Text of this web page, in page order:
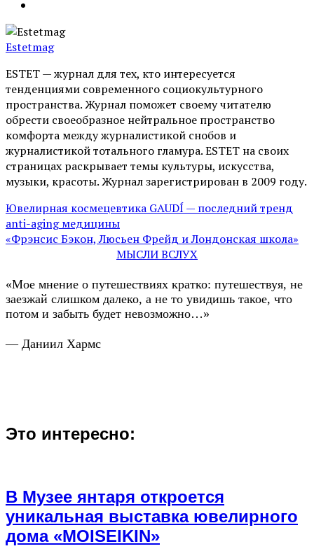
Estetmag
ESTET — журнал для тех, кто интересуeтся
тенденциями современного социокультурного
пространства. Журнал поможет своему читателю
обрести своеобразное нейтральное пространство
комфорта между журналистикой снобов и
журналистикой тотального гламура. ESTET на своих
страницах раскрывает темы культуры, искусства,
музыки, красоты. Журнал зарегистрирован в 2009 году.
Ювелирная космецевтика GAUDÍ — последний тренд
anti-aging медицины
«Фрэнсис Бэкон, Люсьен Фрейд и Лондонская школа»
МЫСЛИ ВСЛУХ
«Мое мнение о путешествиях кратко: путешествуя, не
заезжай слишком далеко, а не то увидишь такое, что
потом и забыть будет невозможно…»
— Даниил Хармс
Это интересно:
В Музее янтаря откроется
уникальная выставка ювелирного
дома «MOISEIKIN»